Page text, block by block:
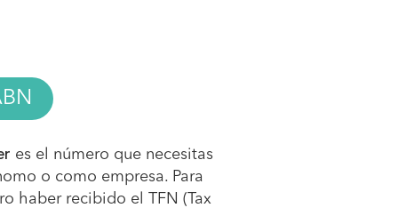
es el número que necesitas
o como empresa. Para
haber recibido el TFN (Tax